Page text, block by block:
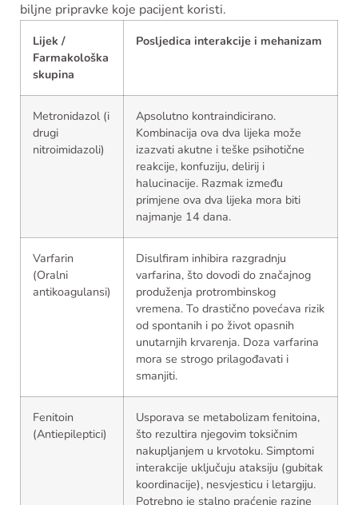
biljne pripravke koje pacijent koristi.
Lijek /
Farmakološka
skupina
Posljedica interakcije i mehanizam
Metronidazol (i
drugi
nitroimidazoli)
Apsolutno kontraindicirano.
Kombinacija ova dva lijeka može
izazvati akutne i teške psihotične
reakcije, konfuziju, delirij i
halucinacije. Razmak između
primjene ova dva lijeka mora biti
najmanje 14 dana.
Varfarin
(Oralni
antikoagulansi)
Disulfiram inhibira razgradnju
varfarina, što dovodi do značajnog
produženja protrombinskog
vremena. To drastično povećava rizik
od spontanih i po život opasnih
unutarnjih krvarenja. Doza varfarina
mora se strogo prilagođavati i
smanjiti.
Fenitoin
(Antiepileptici)
Usporava se metabolizam fenitoina,
što rezultira njegovim toksičnim
nakupljanjem u krvotoku. Simptomi
interakcije uključuju ataksiju (gubitak
koordinacije), nesvjesticu i letargiju.
Potrebno je stalno praćenje razine